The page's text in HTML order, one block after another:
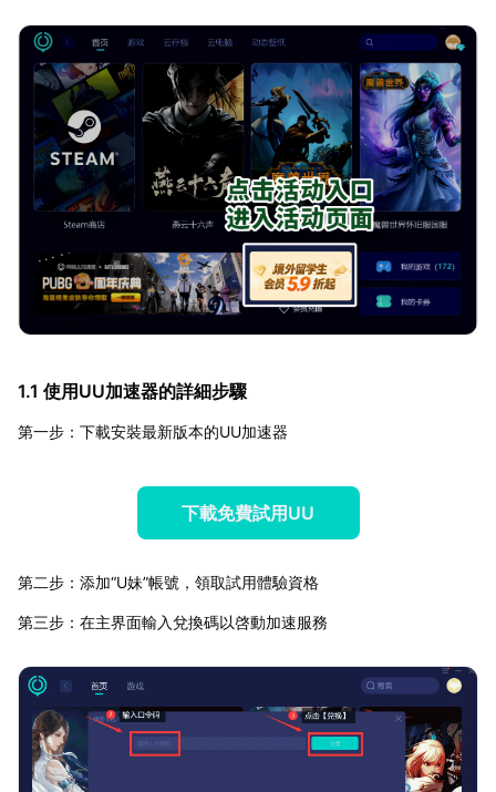
1.1 使用UU加速器的詳細步驟
第一步：下載安裝最新版本的UU加速器
下載免費試用UU
第二步：添加“U妹”帳號，領取試用體驗資格
第三步：在主界面輸入兌換碼以啓動加速服務